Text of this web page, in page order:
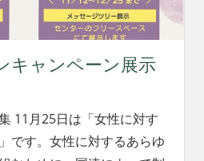
キャンペーン展示
11月25日は「女性に対す
です。女性に対するあらゆ